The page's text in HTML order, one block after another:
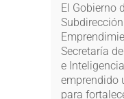
El Gobierno
Secretaría
e
emprendido
para